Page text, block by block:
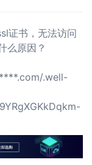
证书，无法访问
么原因？
.well-